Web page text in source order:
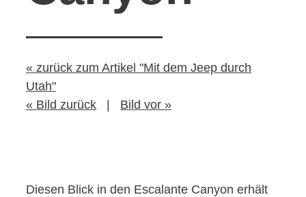
« zurück zum Artikel "Mit dem Jeep durch
Utah"
« Bild zurück
| Bild vor »
Diesen Blick in den Escalante Canyon erhält